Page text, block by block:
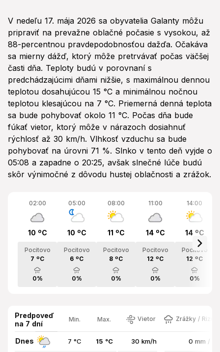
V nedeľu 17. mája 2026 sa obyvatelia Galanty môžu
pripraviť na prevažne oblačné počasie s vysokou, až
88-percentnou pravdepodobnosťou dažďa. Očakáva
sa mierny dážď, ktorý môže pretrvávať počas väčšej
časti dňa. Teploty budú v porovnaní s
predchádzajúcimi dňami nižšie, s maximálnou dennou
teplotou dosahujúcou 15 °C a minimálnou nočnou
teplotou klesajúcou na 7 °C. Priemerná denná teplota
sa bude pohybovať okolo 11 °C. Počas dňa bude
fúkať vietor, ktorý môže v nárazoch dosiahnuť
rýchlosť až 30 km/h. Vlhkosť vzduchu sa bude
pohybovať na úrovni 71 %. Slnko v tento deň vyjde o
05:08 a zapadne o 20:25, avšak slnečné lúče budú
skôr výnimočné z dôvodu hustej oblačnosti a zrážok.
02:00
10 ºC
Pocitovo
7 ºC
0%
05:00
10 ºC
Pocitovo
6 ºC
0%
08:00
11 ºC
Pocitovo
8 ºC
0%
11:00
14 ºC
Pocitovo
12 ºC
0%
14:00
14 ºC
Pocitovo
12 ºC
0%
Predpoveď
na 7 dní
Min. Max. Vietor Zrážky /
Dnes 7 °C 15 °C 30 km/h 0 mm /